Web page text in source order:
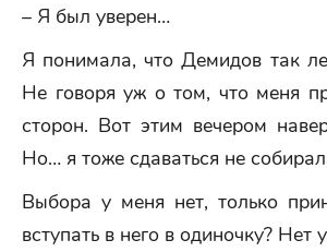
– Я был уверен…
Я понимала, что Демидов так
Не говоря уж о том, что меня
сторон. Вот этим вечером
Но… я тоже сдаваться не
Выбора у меня нет, только
вступать в него в одиночку? Нет